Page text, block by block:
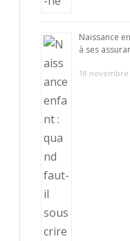
Naissance
à ses
18 novembre